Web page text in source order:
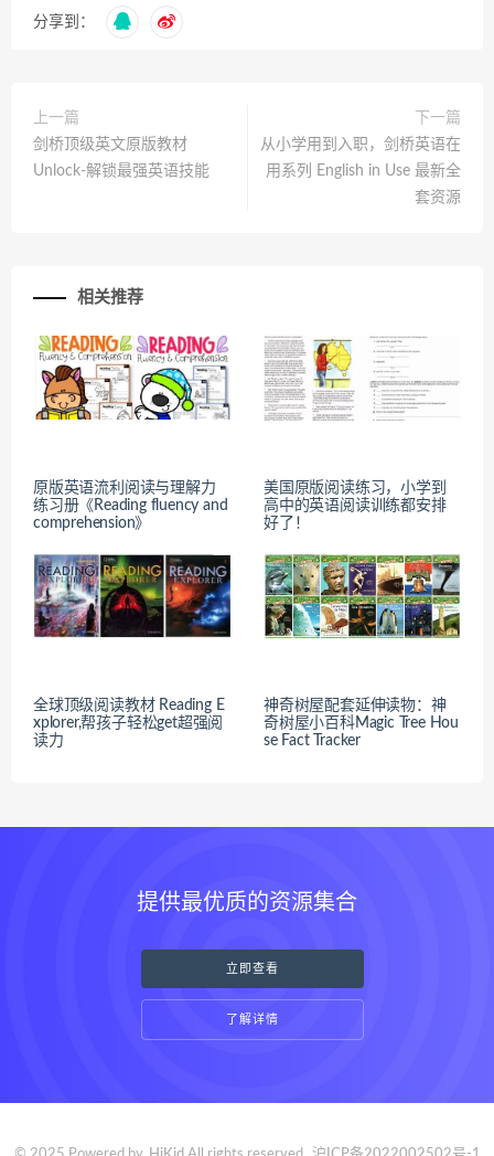
分享到：
上一篇
剑桥顶级英文原版教材
Unlock-解锁最强英语技能
下一篇
从小学用到入职，剑桥英语在
用系列 English in Use 最新全
套资源
相关推荐
原版英语流利阅读与理解力
练习册《Reading fluency and
comprehension》
美国原版阅读练习，小学到
高中的英语阅读训练都安排
好了！
全球顶级阅读教材 Reading E
xplorer,帮孩子轻松get超强阅
读力
神奇树屋配套延伸读物：神
奇树屋小百科Magic Tree Hou
se Fact Tracker
提供最优质的资源集合
立即查看
了解详情